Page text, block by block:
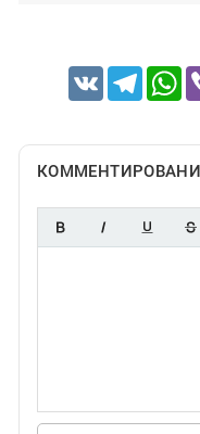
VK